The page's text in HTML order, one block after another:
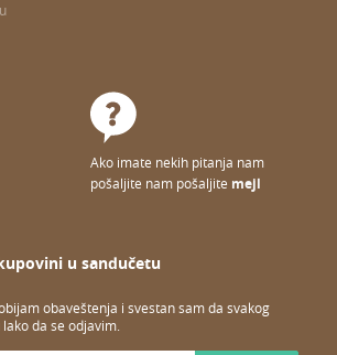
Ako imate nekih pitanja nam
pošaljite nam pošaljite mejl
u sandučetu
obaveštenja i svestan sam da svakog
da se odjavim.